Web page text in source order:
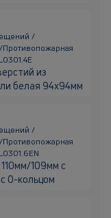
/
из
белая 94х94мм
/
109мм с
О-кольцом